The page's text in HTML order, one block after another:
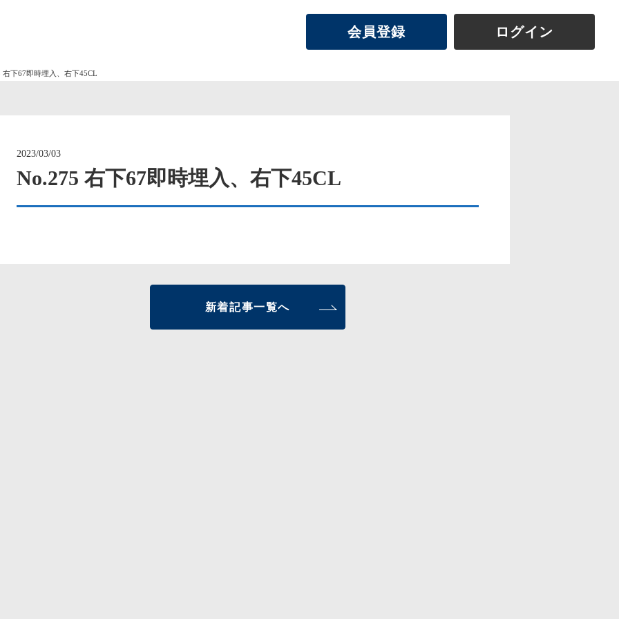
会員登録 ログイン
右下67即時埋入、右下45CL
2023/03/03
No.275 右下67即時埋入、右下45CL
新着記事一覧へ